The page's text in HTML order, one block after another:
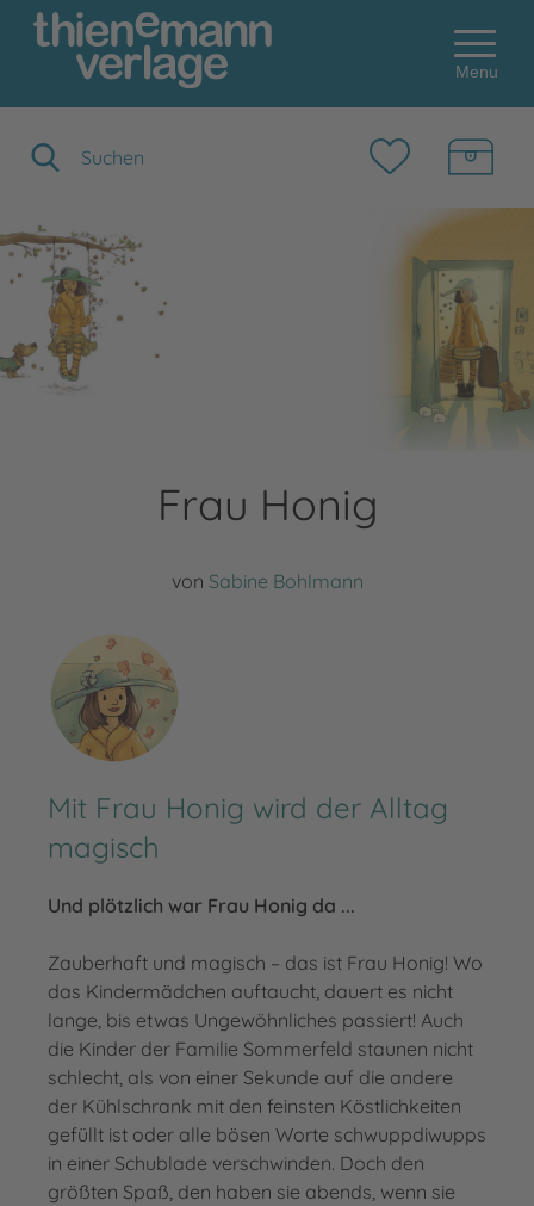
Menu
Frau Honig
von Sabine Bohlmann
Mit Frau Honig wird der Alltag
magisch
Und plötzlich war Frau Honig da ...
Zauberhaft und magisch – das ist Frau Honig! Wo
das Kindermädchen auftaucht, dauert es nicht
lange, bis etwas Ungewöhnliches passiert! Auch
die Kinder der Familie Sommerfeld staunen nicht
schlecht, als von einer Sekunde auf die andere
der Kühlschrank mit den feinsten Köstlichkeiten
gefüllt ist oder alle bösen Worte schwuppdiwupps
in einer Schublade verschwinden. Doch den
größten Spaß, den haben sie abends, wenn sie